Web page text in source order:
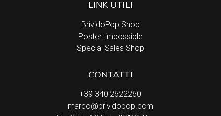
LINK UTILI
BrividoPop Shop
Poster: impossible
Special Sales Shop
CONTATTI
+39 340 2622260
marco@brividopop.com